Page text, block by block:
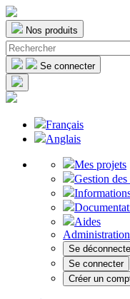
Nos produits
Se connecter
Français
Anglais
Mes projets
Gestion
Aides
Se
Se connecter
Créer un